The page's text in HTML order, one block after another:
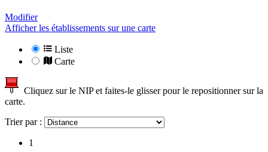
Modifier
Afficher les établissements sur une carte
Liste
Carte
Cliquez sur le NIP et faites-le glisser pour le repositionner sur la
carte.
Trier par :
1